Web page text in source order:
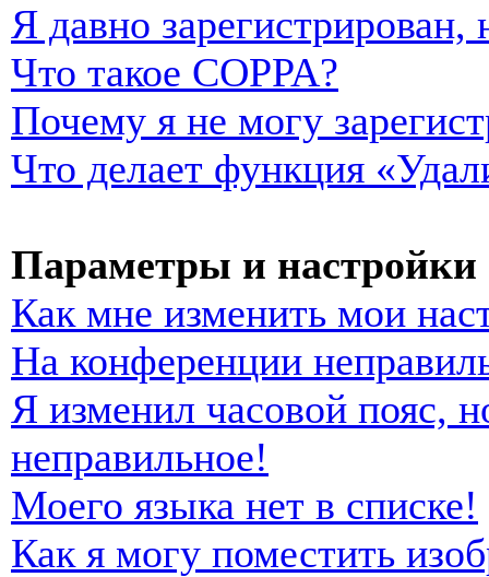
Я давно
Что такое COPPA?
Почему я не могу
Что делает функция
Параметры и настройки
Как мне изменить мои
На конференции
Я изменил часовой пояс,
неправильное!
Моего языка нет в списке!
Как я могу поместить